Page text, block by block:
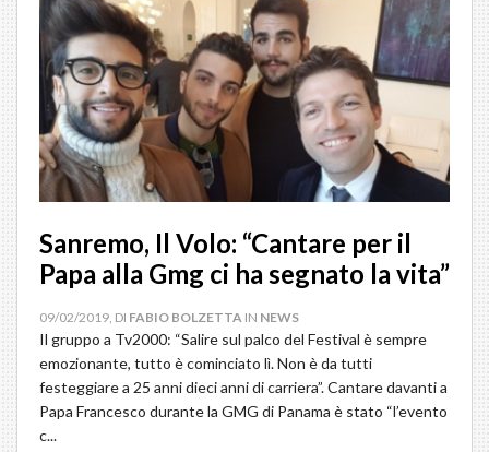
Sanremo, Il Volo: “Cantare per il
Papa alla Gmg ci ha segnato la vita”
09/02/2019, DI FABIO BOLZETTA IN NEWS
Il gruppo a Tv2000: “Salire sul palco del Festival è sempre
emozionante, tutto è cominciato lì. Non è da tutti
festeggiare a 25 anni dieci anni di carriera”. Cantare davanti a
Papa Francesco durante la GMG di Panama è stato “l’evento
c...